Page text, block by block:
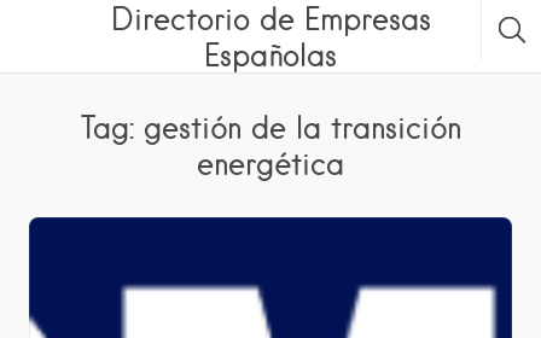
Directorio de Empresas
Españolas
Tag: gestión de la transición
energética